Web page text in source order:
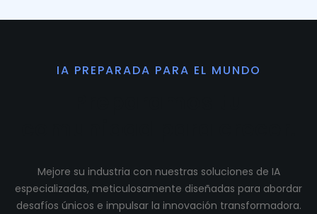
IA PREPARADA PARA EL MUNDO
Mejore su industria con nuestras soluciones de IA
especializadas, meticulosamente diseñadas para abordar
desafíos únicos e impulsar la innovación transformadora.